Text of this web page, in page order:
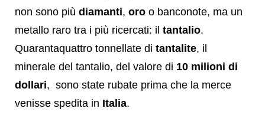
non sono più diamanti, oro o banconote, ma un
metallo raro tra i più ricercati: il tantalio.
Quarantaquattro tonnellate di tantalite, il
minerale del tantalio, del valore di 10 milioni di
dollari, sono state rubate prima che la merce
venisse spedita in Italia.